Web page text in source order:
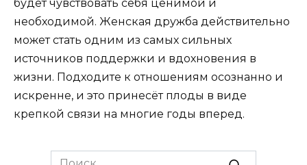
будет чувствовать себя ценимой и
необходимой. Женская дружба действительно
может стать одним из самых сильных
источников поддержки и вдохновения в
жизни. Подходите к отношениям осознанно и
искренне, и это принесёт плоды в виде
крепкой связи на многие годы вперед.
Search